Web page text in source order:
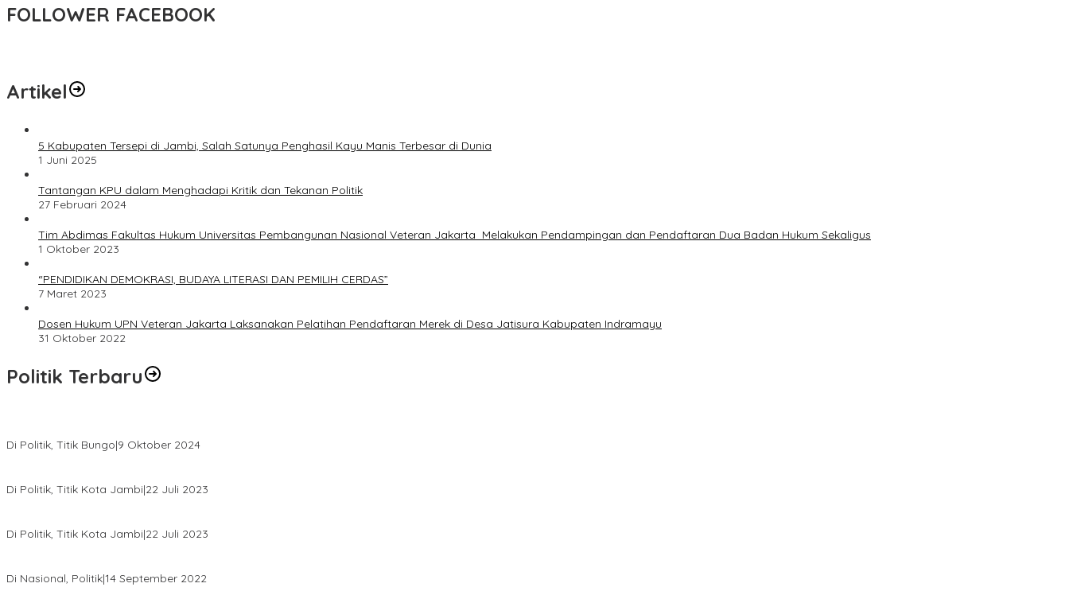
FOLLOWER FACEBOOK
Artikel
5 Kabupaten Tersepi di Jambi, Salah Satunya Penghasil Kayu Manis Terbesar di Dunia
1 Juni 2025
Tantangan KPU dalam Menghadapi Kritik dan Tekanan Politik
27 Februari 2024
Tim Abdimas Fakultas Hukum Universitas Pembangunan Nasional Veteran Jakarta Melakukan Pendampingan dan Pendaftaran Dua Badan Hukum Sekaligus
1 Oktober 2023
“PENDIDIKAN DEMOKRASI, BUDAYA LITERASI DAN PEMILIH CERDAS”
7 Maret 2023
Dosen Hukum UPN Veteran Jakarta Laksanakan Pelatihan Pendaftaran Merek di Desa Jatisura Kabupaten Indramayu
31 Oktober 2022
Politik Terbaru
Di Politik, Titik Bungo|9 Oktober 2024
Di Politik, Titik Kota Jambi|22 Juli 2023
Di Politik, Titik Kota Jambi|22 Juli 2023
Di Nasional, Politik|14 September 2022